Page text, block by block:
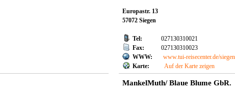
Europastr. 13
57072 Siegen
Tel:
027130310021
Fax:
027130310023
WWW:
www.tui-reisecenter.de/
Karte:
Auf der Karte zeigen
MankelMuth/ Blaue Blume GbR.